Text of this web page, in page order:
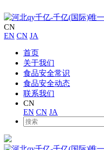
CN
EN CN JA
首页
关于我们
食品安全常识
食品安全动态
联系我们
CN
EN CN JA